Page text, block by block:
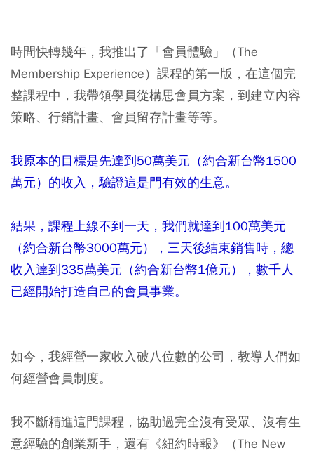
時間快轉幾年，我推出了「會員體驗」（The
Membership Experience）課程的第一版，在這個完
整課程中，我帶領學員從構思會員方案，到建立內容
策略、行銷計畫、會員留存計畫等等。
我原本的目標是先達到50萬美元（約合新台幣1500
萬元）的收入，驗證這是門有效的生意。
結果，課程上線不到一天，我們就達到100萬美元
（約合新台幣3000萬元），三天後結束銷售時，總
收入達到335萬美元（約合新台幣1億元），數千人
已經開始打造自己的會員事業。
如今，我經營一家收入破八位數的公司，教導人們如
何經營會員制度。
我不斷精進這門課程，協助過完全沒有受眾、沒有生
意經驗的創業新手，還有《紐約時報》（The New